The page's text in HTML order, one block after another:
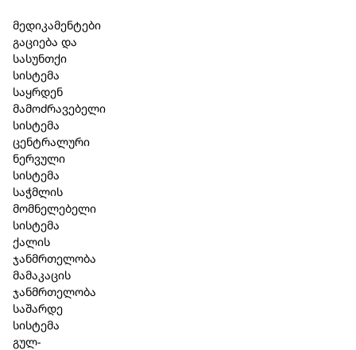
მედიკამენტები
გაციება და
სასუნთქი
სისტემა
საყრდენ
მამოძრავებელი
სისტემა
ცენტრალური
ნერვული
სისტემა
საჭმლის
მომნელებელი
სისტემა
ქალის
ჯანმრთელობა
მამაკაცის
ჯანმრთელობა
საშარდე
სისტემა
გულ-